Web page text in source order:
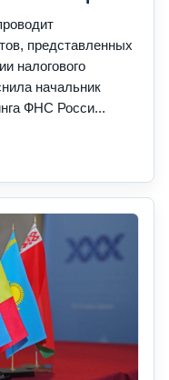
представленных
налогового
начальник
ФНС Росси...